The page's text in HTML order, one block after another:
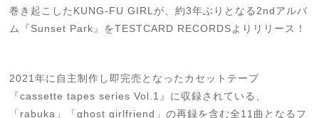
巻き起こしたKUNG-FU GIRLが、約3年ぶりとなる2ndアルバ
ム『Sunset Park』をTESTCARD RECORDSよりリリース！
2021年に自主制作し即完売となったカセットテープ
『cassette tapes series Vol.1』に収録されている、
「rabuka」「ghost girlfriend」の再録を含む全11曲となるフ